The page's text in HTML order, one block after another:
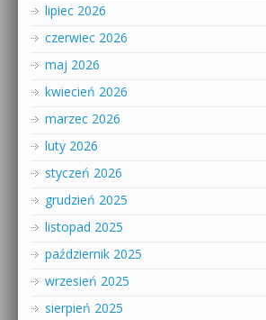
lipiec 2026
czerwiec 2026
maj 2026
kwiecień 2026
marzec 2026
luty 2026
styczeń 2026
grudzień 2025
listopad 2025
październik 2025
wrzesień 2025
sierpień 2025